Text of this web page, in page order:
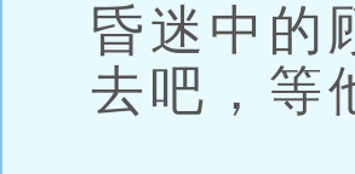
昏迷中的
去吧，等